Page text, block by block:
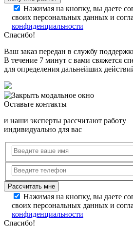
Нажимая на кнопку, вы даете
своих персональных данных и
конфиденциальности
Спасибо!
Ваш заказ передан в службу
В течение 7 минут с вами свяжется
для определения дальнейших
Оставьте контакты
и наши эксперты рассчитают работу
индивидуально для вас
Нажимая на кнопку, вы даете
своих персональных данных и
конфиденциальности
Спасибо!